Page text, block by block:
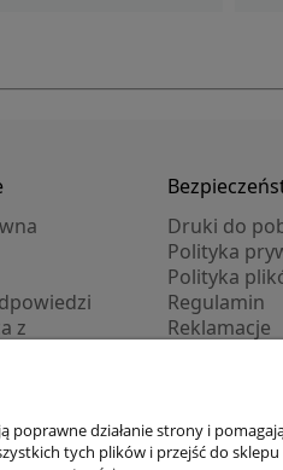
z
Druki do
Polityka
Polityka
Regulamin
Reklamacje
poprawne działanie strony i
tych plików i przejść do